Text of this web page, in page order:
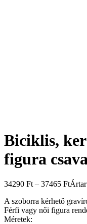
Biciklis,
figura
34290 Ft – 37465 Ft
A szoborra kérhető
Férfi vagy női figura
Méretek: